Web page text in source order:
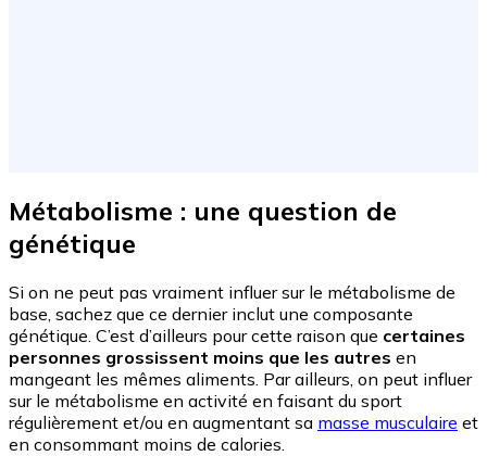
Métabolisme : une question de
génétique
Si on ne peut pas vraiment influer sur le métabolisme de
base, sachez que ce dernier inclut une composante
génétique. C’est d’ailleurs pour cette raison que certaines
personnes grossissent moins que les autres en
mangeant les mêmes aliments. Par ailleurs, on peut influer
sur le métabolisme en activité en faisant du sport
régulièrement et/ou en augmentant sa masse musculaire et
en consommant moins de calories.